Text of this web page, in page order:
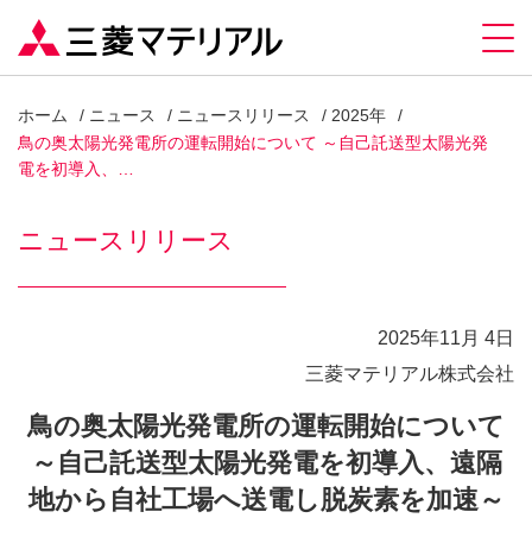
ホーム ニュース ニュースリリース
2025年
鳥の奥太陽光発電所の運転開始について ～自己託送型太陽光発
電を初導入、…
ニュースリリース
2025年11月 4日
三菱マテリアル株式会社
鳥の奥太陽光発電所の運転開始について
～自己託送型太陽光発電を初導入、遠隔
地から自社工場へ送電し脱炭素を加速～